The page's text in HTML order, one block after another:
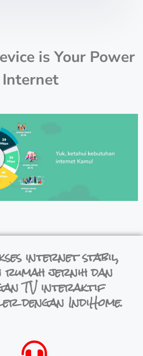
is Your Power
Internet
internet stabil,
rumah jernih dan
TV interaktif
dengan IndiHome.